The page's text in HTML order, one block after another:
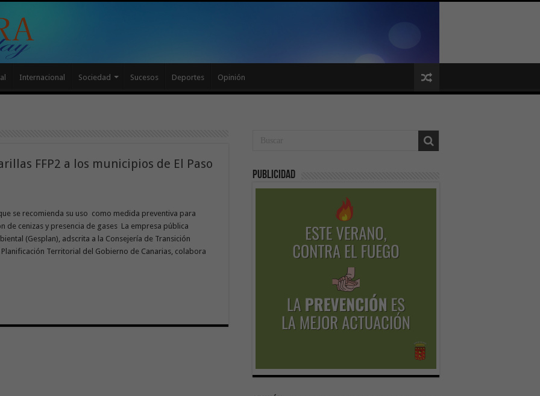
Internacional Sociedad Sucesos Deportes Opinión
FFP2 a los municipios de El Paso
se recomienda su uso como medida preventiva para
de cenizas y presencia de gases La empresa pública
(Gesplan), adscrita a la Consejería de Transición
Territorial del Gobierno de Canarias, colabora
Publicidad